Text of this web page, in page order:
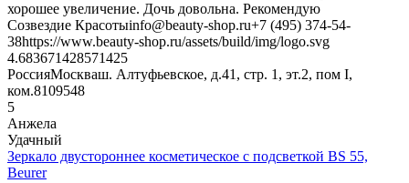
хорошее увеличение. Дочь довольна. Рекомендую
Созвездие Красотыinfo@beauty-shop.ru+7 (495) 374-54-
38https://www.beauty-shop.ru/assets/build/img/logo.svg
4.683671428571425
РоссияМоскваш. Алтуфьевское, д.41, стр. 1, эт.2, пом I,
ком.8109548
5
Анжела
Удачный
Зеркало двустороннее косметическое с подсветкой BS 55,
Beurer